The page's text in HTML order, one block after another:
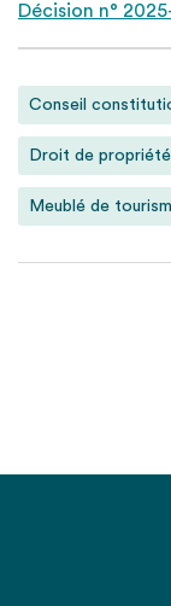
Décision n°
Conseil
Droit de propriété
Meublé de